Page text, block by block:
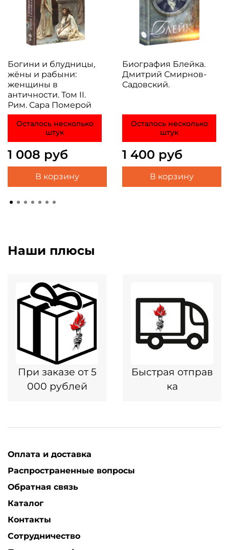
Богини и блудницы,
жёны и рабыни:
женщины в
античности. Том II.
Рим. Сара Померой
Осталось несколько
штук
1 008 руб
В корзину
Биография Блейка.
Дмитрий Смирнов-
Садовский.
Осталось несколько
штук
1 400 руб
В корзину
Наши плюсы
При заказе от 5
000 рублей
Быстрая отправ
ка
Оплата и доставка
Распространенные вопросы
Обратная связь
Каталог
Контакты
Сотрудничество